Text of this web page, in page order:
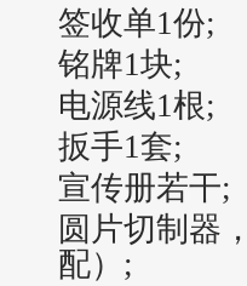
签收单1份;
铭牌1块;
电源线1根;
扳手1套;
宣传册若干;
圆片切制器
配）;